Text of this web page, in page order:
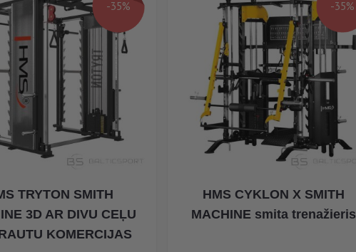
-35%
TRYTON SMITH
3D AR DIVU CEĻU
KOMERCIJAS
-35%
HMS CYKLON X SMITH
MACHINE smita trenažieris